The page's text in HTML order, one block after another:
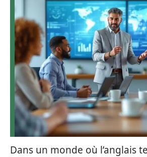
Dans un monde où l’anglais